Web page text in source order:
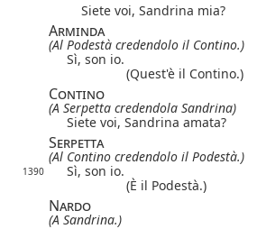
Siete voi, Sandrina mia?
Arminda
(Al Podestà credendolo il Contino.)
Sì, son io.
(Quest'è il Contino.)
Contino
(A Serpetta credendola Sandrina)
Siete voi, Sandrina amata?
Serpetta
(Al Contino credendolo il Podestà.)
1390
Sì, son io.
(È il Podestà.)
Nardo
(A Sandrina.)